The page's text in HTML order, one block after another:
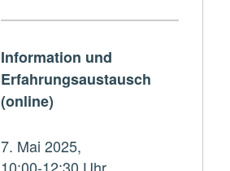
Information und
Erfahrungsaustausch
(online)
7. Mai 2025,
10:00-12:30 Uhr